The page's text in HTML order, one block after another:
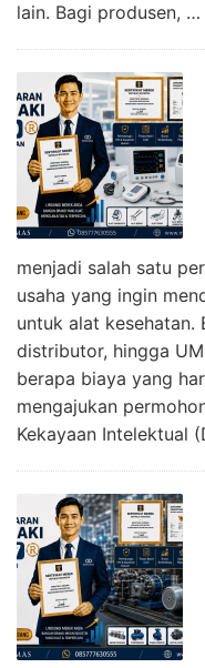
lain. Bagi produsen, …
menjadi salah satu
usaha yang ingin
untuk alat kesehatan.
distributor, hingga
berapa biaya yang
mengajukan
Kekayaan Intelektual